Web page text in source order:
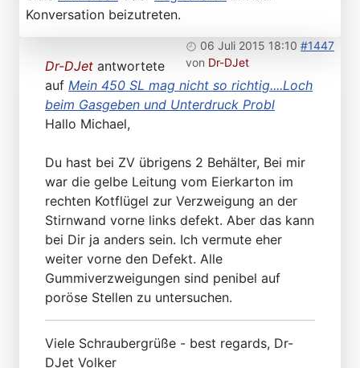
Konversation beizutreten.
06 Juli 2015 18:10 #1447
von Dr-DJet
Dr-DJet antwortete
auf Mein 450 SL mag nicht so richtig....Loch
beim Gasgeben und Unterdruck Probl
Hallo Michael,
Du hast bei ZV übrigens 2 Behälter, Bei mir
war die gelbe Leitung vom Eierkarton im
rechten Kotflügel zur Verzweigung an der
Stirnwand vorne links defekt. Aber das kann
bei Dir ja anders sein. Ich vermute eher
weiter vorne den Defekt. Alle
Gummiverzweigungen sind penibel auf
poröse Stellen zu untersuchen.
Viele Schraubergrüße - best regards, Dr-
DJet Volker